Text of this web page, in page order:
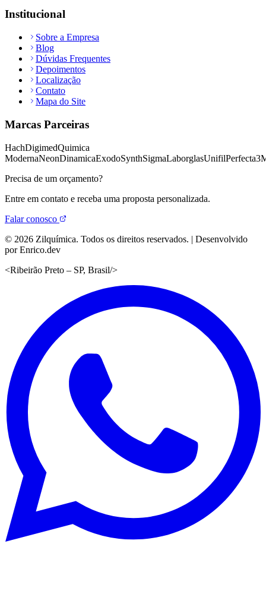
Institucional
Sobre a Empresa
Blog
Dúvidas Frequentes
Depoimentos
Localização
Contato
Mapa do Site
Marcas Parceiras
HachDigimedQuimica
ModernaNeonDinamicaExodoSynthSigmaLaborglasUnifilPerfecta
Precisa de um orçamento?
Entre em contato e receba uma proposta personalizada.
Falar conosco
© 2026 Zilquímica. Todos os direitos reservados. | Desenvolvido
por Enrico.dev
<Ribeirão Preto – SP, Brasil/>